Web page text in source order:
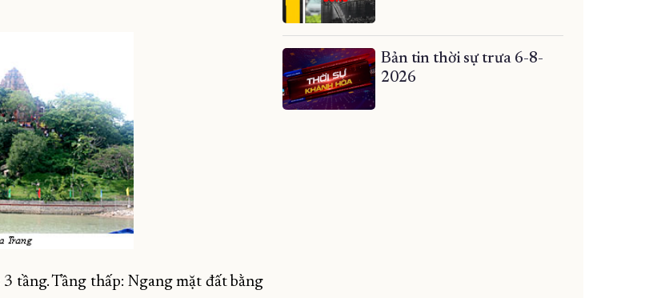
tầng. Tầng thấp: Ngang mặt đất bằng
Bản tin thời sự trưa 6-8-
2026